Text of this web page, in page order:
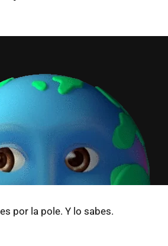
por la pole. Y lo sabes.